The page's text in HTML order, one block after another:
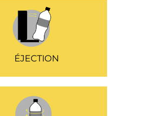
ÉJECTION